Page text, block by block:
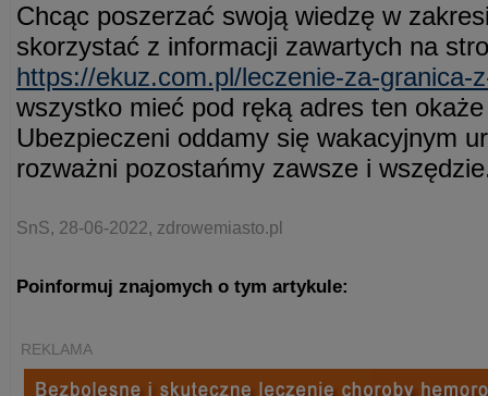
Chcąc poszerzać swoją wiedzę w
skorzystać z informacji zawartych na
https://ekuz.com.pl/leczenie-za-granica-
wszystko mieć pod ręką adres ten
Ubezpieczeni oddamy się wakacyjnym
rozważni pozostańmy zawsze i
SnS, 28-06-2022, zdrowemiasto.pl
Poinformuj znajomych o tym artykule:
REKLAMA